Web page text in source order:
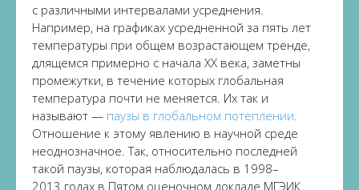
с различными интервалами усреднения.
Например, на графиках усредненной за пять лет
температуры при общем возрастающем тренде,
длящемся примерно с начала XX века, заметны
промежутки, в течение которых глобальная
температура почти не меняется. Их так и
называют — паузы в глобальном потеплении
Отношение к этому явлению в научной среде
неоднозначное. Так, относительно последней
такой паузы, которая наблюдалась в 1998–
2013 годах в Пятом оценочном докладе МГЭИК